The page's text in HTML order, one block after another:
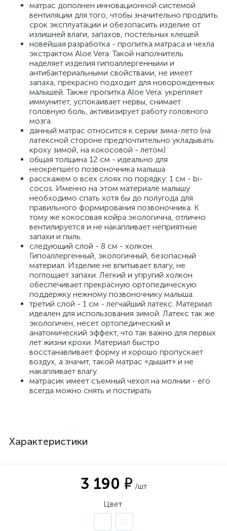
матрас дополнен инновационной системой
вентиляции для того, чтобы значительно продлить
срок эксплуатации и обезопасить изделие от
излишней влаги, запахов, постельных клещей
новейшая разработка - пропитка матраса и чехла
экстрактом Aloe Vera. Такой наполнитель
наделяет изделия гипоаллергенными и
антибактериальными свойствами, не имеет
запаха, прекрасно подходит для новорожденных
малышей. Также пропитка Aloe Vera: укрепляет
иммунитет, успокаивает нервы, снимает
головную боль, активизирует работу головного
мозга.
данный матрас относится к серии зима-лето (на
латексной стороне предпочтительно укладывать
кроху зимой, на кокосовой - летом)
общая толщина 12 см - идеально для
неокрепшего позвоночника малыша
расскажем о всех слоях по порядку: 1 см - bi-
cocos. Именно на этом материале малышу
необходимо спать хотя бы до полугода для
правильного формирования позвоночника. К
тому же кокосовая койра экологична, отлично
вентилируется и не накапливает неприятные
запахи и пыль.
следующий слой - 8 см - холкон.
Гипоаллергенный, экологичный, безопасный
материал. Изделие не впитывает влагу, не
поглощает запахи. Легкий и упругий холкон
обеспечивает прекрасную ортопедическую
поддержку нежному позвоночнику малыша.
третий слой - 1 см - легчайший латекс. Материал
идеален для использования зимой. Латекс так же
экологичен, несет ортопедический и
анатомический эффект, что так важно для первых
лет жизни крохи. Материал быстро
восстанавливает форму и хорошо пропускает
воздух, а значит, такой матрас «дышит» и не
накапливает влагу.
матрасик имеет съемный чехол на молнии - его
всегда можно снять и постирать
Характеристики
3 190 ₽ /шт
Цвет